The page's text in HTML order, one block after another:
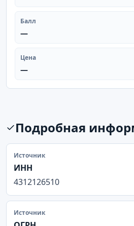
Балл
—
Цена
—
Подробная
Источник
ИНН
4312126510
Источник